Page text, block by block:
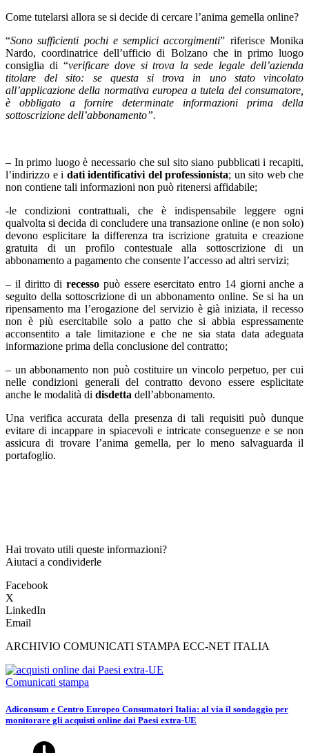
Come tutelarsi allora se si decide di cercare l’anima gemella online?
“Sono sufficienti pochi e semplici accorgimenti” riferisce Monika
Nardo, coordinatrice dell’ufficio di Bolzano che in primo luogo
consiglia di “verificare dove si trova la sede legale dell’azienda
titolare del sito: se questa si trova in uno stato vincolato
all’applicazione della normativa europea a tutela del consumatore,
è obbligato a fornire determinate informazioni prima della
sottoscrizione dell’abbonamento”.
– In primo luogo è necessario che sul sito siano pubblicati i recapiti,
l’indirizzo e i dati identificativi del professionista; un sito web che
non contiene tali informazioni non può ritenersi affidabile;
-le condizioni contrattuali, che è indispensabile leggere ogni
qualvolta si decida di concludere una transazione online (e non solo)
devono esplicitare la differenza tra iscrizione gratuita e creazione
gratuita di un profilo contestuale alla sottoscrizione di un
abbonamento a pagamento che consente l’accesso ad altri servizi;
– il diritto di recesso può essere esercitato entro 14 giorni anche a
seguito della sottoscrizione di un abbonamento online. Se si ha un
ripensamento ma l’erogazione del servizio è già iniziata, il recesso
non è più esercitabile solo a patto che si abbia espressamente
acconsentito a tale limitazione e che ne sia stata data adeguata
informazione prima della conclusione del contratto;
– un abbonamento non può costituire un vincolo perpetuo, per cui
nelle condizioni generali del contratto devono essere esplicitate
anche le modalità di disdetta dell’abbonamento.
Una verifica accurata della presenza di tali requisiti può dunque
evitare di incappare in spiacevoli e intricate conseguenze e se non
assicura di trovare l’anima gemella, per lo meno salvaguarda il
portafoglio.
Hai trovato utili queste informazioni?
Aiutaci a condividerle
Facebook
X
LinkedIn
Email
ARCHIVIO COMUNICATI STAMPA ECC-NET ITALIA
Comunicati stampa
Adiconsum e Centro Europeo Consumatori Italia: al via il sondaggio per
monitorare gli acquisti online dai Paesi extra-UE